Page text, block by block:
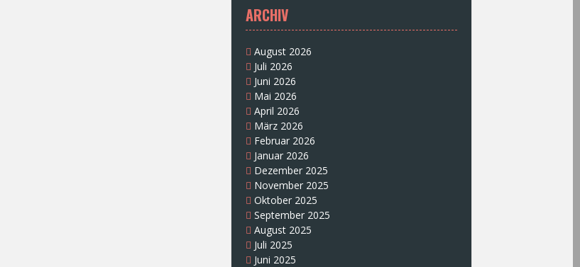
ARCHIV
August 2026
Juli 2026
Juni 2026
Mai 2026
April 2026
März 2026
Februar 2026
Januar 2026
Dezember 2025
November 2025
Oktober 2025
September 2025
August 2025
Juli 2025
Juni 2025